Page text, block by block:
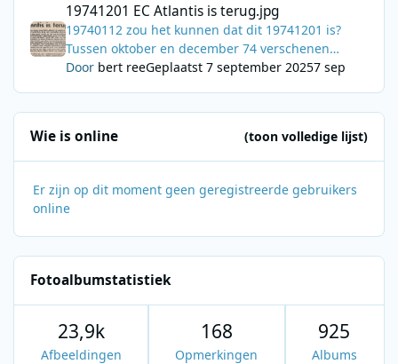
19741201 EC Atlantis is terug.jpg
19740112 zou het kunnen dat dit 19741201 is?
Tussen oktober en december 74 verschenen
berichten dat Atlantis zou terugkeren.
Door bert reeGeplaatst7 september 20257 sep
Wie is online (toon volledige lijst)
Er zijn op dit moment geen geregistreerde gebruikers
online
Fotoalbumstatistiek
Afbeeldingen
23,9k
Opmerkingen
168
Albums
925